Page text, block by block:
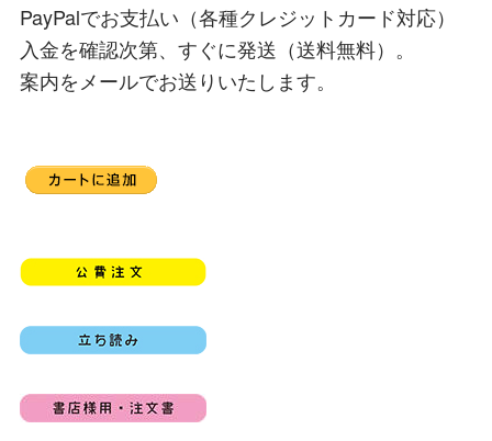
PayPalでお支払い（各種クレジットカード対応）
入金を確認次第、すぐに発送（送料無料）。
案内をメールでお送りいたします。